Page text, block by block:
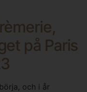
på Paris
och i år